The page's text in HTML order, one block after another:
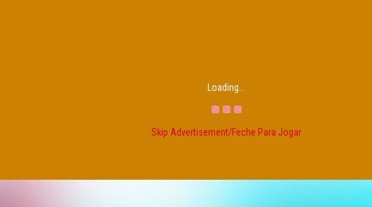
Loading...
Skip Advertisement/Feche Para Jogar